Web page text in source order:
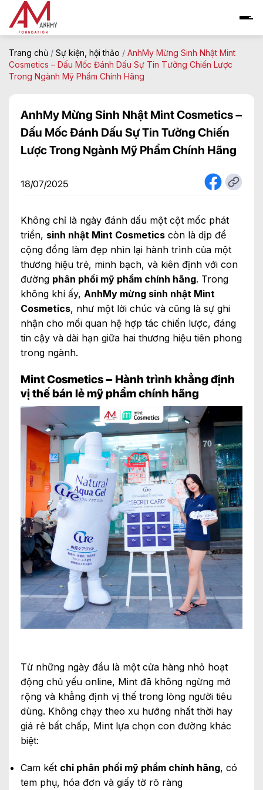
content
Trang chủ / Sự kiện, hội thảo / AnhMy Mừng Sinh Nhật Mint
Cosmetics – Dấu Mốc Đánh Dấu Sự Tin Tưởng Chiến Lược
Trong Ngành Mỹ Phẩm Chính Hãng
AnhMy Mừng Sinh Nhật Mint Cosmetics –
Dấu Mốc Đánh Dấu Sự Tin Tưởng Chiến
Lược Trong Ngành Mỹ Phẩm Chính Hãng
18/07/2025
Không chỉ là ngày đánh dấu một cột mốc phát
triển, sinh nhật Mint Cosmetics còn là dịp để
cộng đồng làm đẹp nhìn lại hành trình của một
thương hiệu trẻ, minh bạch, và kiên định với con
đường phân phối mỹ phẩm chính hãng. Trong
không khí ấy, AnhMy mừng sinh nhật Mint
Cosmetics, như một lời chúc và cũng là sự ghi
nhận cho mối quan hệ hợp tác chiến lược, đáng
tin cậy và dài hạn giữa hai thương hiệu tiên phong
trong ngành.
Mint Cosmetics – Hành trình khẳng định
vị thế bán lẻ mỹ phẩm chính hãng
Từ những ngày đầu là một cửa hàng nhỏ hoạt
động chủ yếu online, Mint đã không ngừng mở
rộng và khẳng định vị thế trong lòng người tiêu
dùng. Không chạy theo xu hướng nhất thời hay
giá rẻ bất chấp, Mint lựa chọn con đường khác
biệt:
Cam kết chỉ phân phối mỹ phẩm chính hãng, có
tem phụ, hóa đơn và giấy tờ rõ ràng